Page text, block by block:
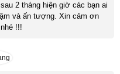
2 tháng hiện giờ các bạn ai
và ấn tượng. Xin cảm ơn
!!!